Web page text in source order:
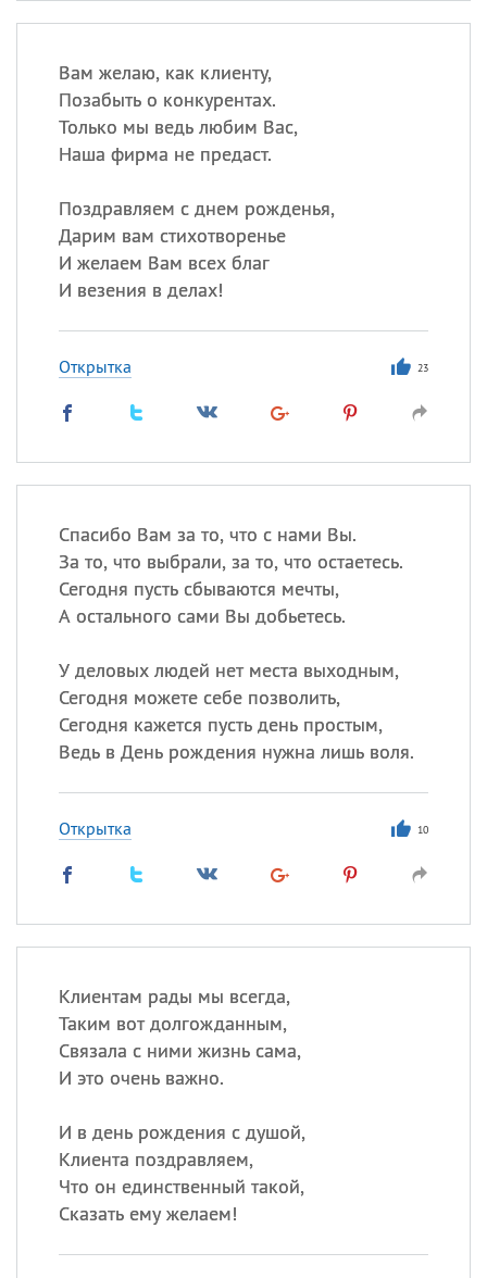
Вам желаю, как клиенту,
Позабыть о конкурентах.
Только мы ведь любим Вас,
Наша фирма не предаст.
Поздравляем с днем рожденья,
Дарим вам стихотворенье
И желаем Вам всех благ
И везения в делах!
Открытка 23
Спасибо Вам за то, что с нами Вы.
За то, что выбрали, за то, что остаетесь.
Сегодня пусть сбываются мечты,
А остального сами Вы добьетесь.
У деловых людей нет места выходным,
Сегодня можете себе позволить,
Сегодня кажется пусть день простым,
Ведь в День рождения нужна лишь воля.
Открытка 10
Клиентам рады мы всегда,
Таким вот долгожданным,
Связала с ними жизнь сама,
И это очень важно.
И в день рождения с душой,
Клиента поздравляем,
Что он единственный такой,
Сказать ему желаем!